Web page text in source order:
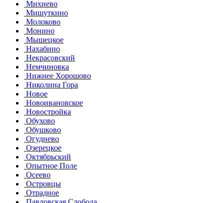
Михнево
Мишуткино
Молоково
Монино
Мышецкое
Нахабино
Некрасовский
Немчиновка
Нижнее Хорошово
Николина Гора
Новое
Новоивановское
Новостройка
Обухово
Обушково
Огуднево
Озерецкое
Октябрьский
Опытное Поле
Осеево
Островцы
Отрадное